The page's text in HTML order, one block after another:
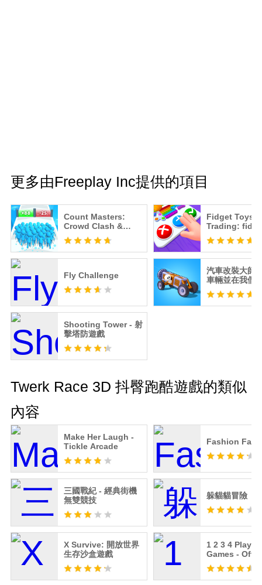
更多由Freeplay Inc提供的項目
Count Masters:
Crowd Clash &
Stickman running
game
Fidget Toys
Trading:
trade relaxing
games
Fly Challenge
汽車改裝大師
車輛並在我們
模擬器遊戲中
Shooting Tower - 射
擊塔防遊戲
Twerk Race 3D 抖臀跑酷遊戲的類似
內容
Make Her Laugh -
Tickle Arcade
Fashion
三國戰紀 - 經典街機
無雙競技
躲貓貓冒險
X Survive: 開放世界
生存沙盒遊戲
1 2 3 4 Player
Games -